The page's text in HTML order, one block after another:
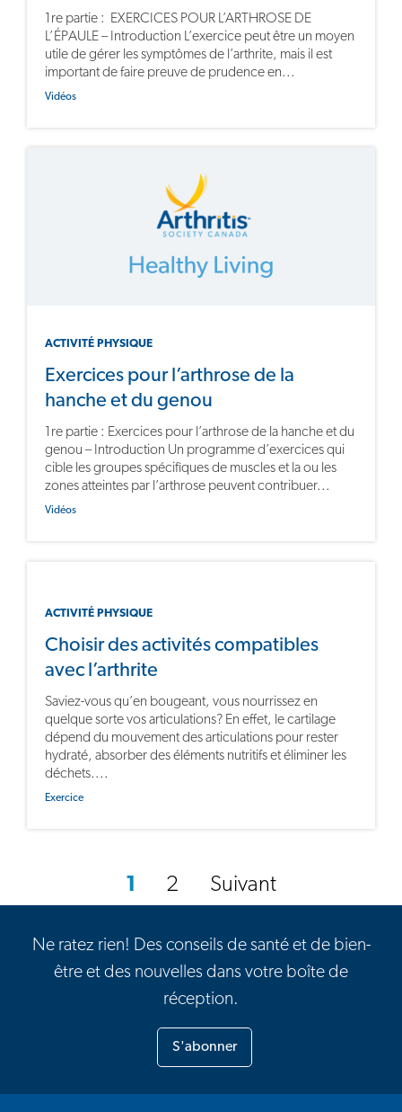
1re partie : EXERCICES POUR L’ARTHROSE DE
L’ÉPAULE – Introduction L’exercice peut être un moyen
utile de gérer les symptômes de l’arthrite, mais il est
important de faire preuve de prudence en...
Vidéos
ACTIVITÉ PHYSIQUE
Exercices pour l’arthrose de la
hanche et du genou
1re partie : Exercices pour l’arthrose de la hanche et du
genou – Introduction Un programme d’exercices qui
cible les groupes spécifiques de muscles et la ou les
zones atteintes par l’arthrose peuvent contribuer...
Vidéos
ACTIVITÉ PHYSIQUE
Choisir des activités compatibles
avec l’arthrite
Saviez-vous qu’en bougeant, vous nourrissez en
quelque sorte vos articulations? En effet, le cartilage
dépend du mouvement des articulations pour rester
hydraté, absorber des éléments nutritifs et éliminer les
déchets....
Exercice
1 2 Suivant
Ne ratez rien! Des conseils de santé et de bien-
être et des nouvelles dans votre boîte de
réception.
S'abonner